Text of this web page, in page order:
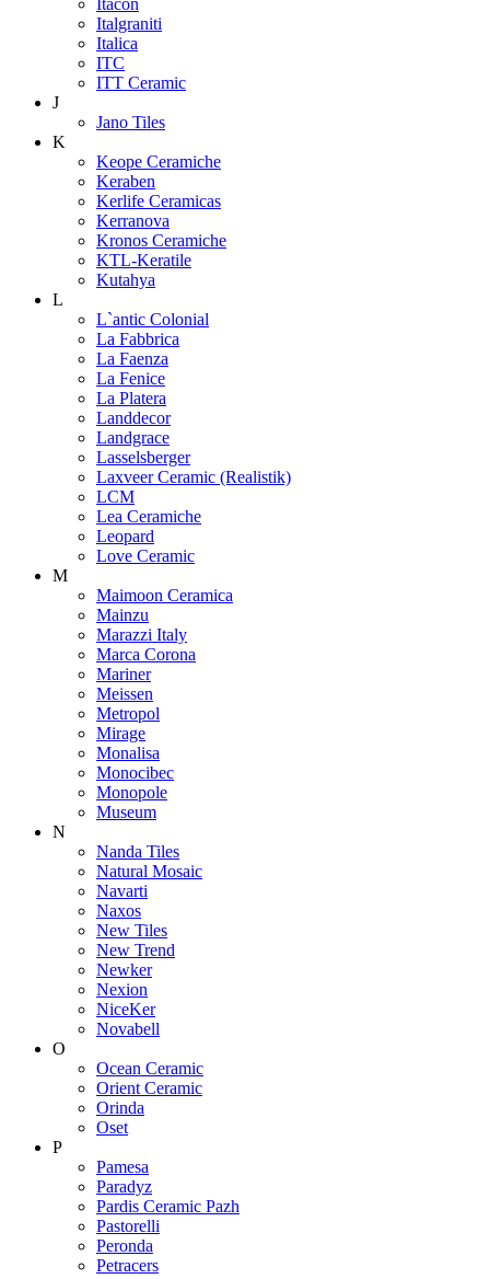
Italgraniti
Italica
ITC
ITT Ceramic
J
Jano Tiles
K
Keope Ceramiche
Keraben
Kerlife Ceramicas
Kerranova
Kronos Ceramiche
KTL-Keratile
Kutahya
L
L`antic Colonial
La Fabbrica
La Faenza
La Fenice
La Platera
Landdecor
Landgrace
Lasselsberger
Laxveer Ceramic (Realistik)
LCM
Lea Ceramiche
Leopard
Love Ceramic
M
Maimoon Ceramica
Mainzu
Marazzi Italy
Marca Corona
Mariner
Meissen
Metropol
Mirage
Monalisa
Monocibec
Monopole
Museum
N
Nanda Tiles
Natural Mosaic
Navarti
Naxos
New Tiles
New Trend
Newker
Nexion
NiceKer
Novabell
O
Ocean Ceramic
Orient Ceramic
Orinda
Oset
P
Pamesa
Paradyz
Pardis Ceramic Pazh
Pastorelli
Peronda
Petracers